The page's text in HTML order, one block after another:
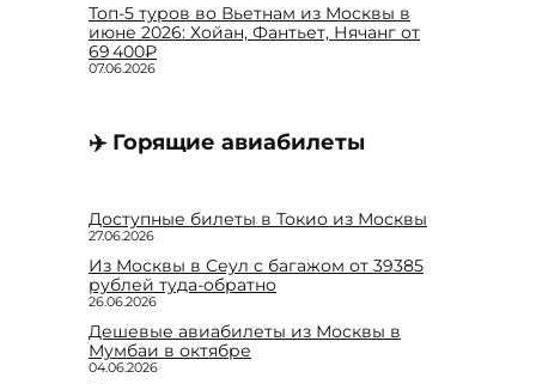
Топ-5 туров во Вьетнам из Москвы в
июне 2026: Хойан, Фантьет, Нячанг от
69 400₽
07.06.2026
✈️ Горящие авиабилеты
Доступные билеты в Токио из Москвы
27.06.2026
Из Москвы в Сеул с багажом от 39385
рублей туда-обратно
26.06.2026
Дешевые авиабилеты из Москвы в
Мумбаи в октябре
04.06.2026